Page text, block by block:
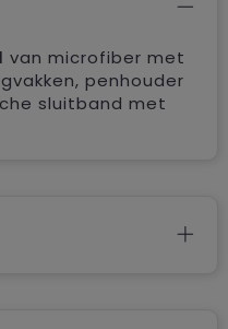
van microfiber met
penhouder
sluitband met